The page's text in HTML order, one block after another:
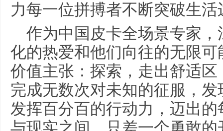
力每一位拼搏者不断突破生
作为中国皮卡全场景专家
化的热爱和他们向往的无限
价值主张：探索，走出舒适
完成无数次对未知的征服，
发挥百分百的行动力，迈出